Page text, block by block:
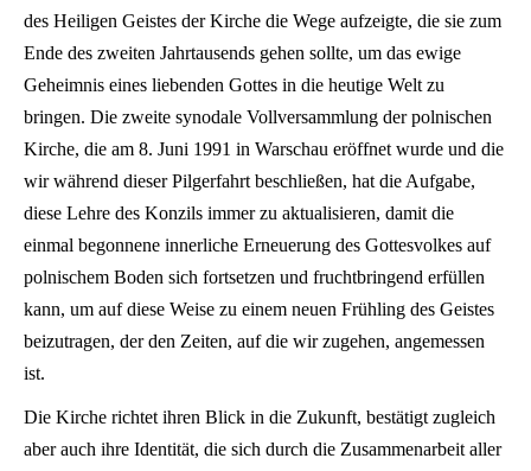
des Heiligen Geistes der Kirche die Wege aufzeigte, die sie zum
Ende des zweiten Jahrtausends gehen sollte, um das ewige
Geheimnis eines liebenden Gottes in die heutige Welt zu
bringen. Die zweite synodale Vollversammlung der polnischen
Kirche, die am 8. Juni 1991 in Warschau eröffnet wurde und die
wir während dieser Pilgerfahrt beschließen, hat die Aufgabe,
diese Lehre des Konzils immer zu aktualisieren, damit die
einmal begonnene innerliche Erneuerung des Gottesvolkes auf
polnischem Boden sich fortsetzen und fruchtbringend erfüllen
kann, um auf diese Weise zu einem neuen Frühling des Geistes
beizutragen, der den Zeiten, auf die wir zugehen, angemessen
ist.
Die Kirche richtet ihren Blick in die Zukunft, bestätigt zugleich
aber auch ihre Identität, die sich durch die Zusammenarbeit aller